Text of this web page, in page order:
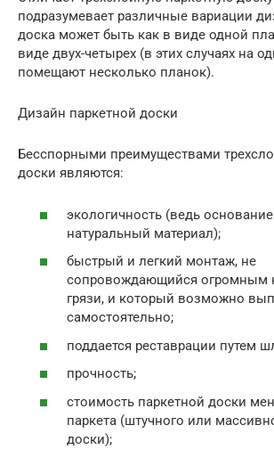
подразумевает различные вариации
доска может быть как в виде одной
виде двух-четырех (в этих случаях на
помещают несколько планок).
Дизайн паркетной доски
Бесспорными преимуществами
доски являются:
экологичность (ведь
натуральный материал);
быстрый и легкий монтаж, не
сопровождающийся огромным
грязи, и который возможно
самостоятельно;
поддается реставрации путем
прочность;
стоимость паркетной доски
паркета (штучного или
доски);